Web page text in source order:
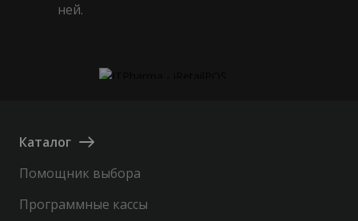
ней.
Каталог
Помощник выбора
Программные кассы